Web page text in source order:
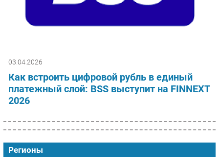
03.04.2026
Как встроить цифровой рубль в единый
платежный слой: BSS выступит на FINNEXT
2026
Регионы